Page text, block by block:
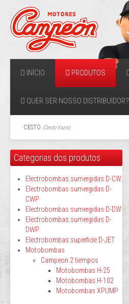
INÍCIO PRODUTOS
QUER SER NOSSO DISTRIBUIDOR?
CESTO (Cesto Vazio)
Categorias dos produtos
Electrobombas sumergidas D-CW
Electrobombas sumergidas D-
CWP
Electrobombas sumergidas D-DW
Electrobombas sumergidas D-
DWP
Electrobombas superficie D-JET
Motobombas
Campeon 2 tiempos
Motobombas H-25
Motobombas H-102
Motobombas XPUMP